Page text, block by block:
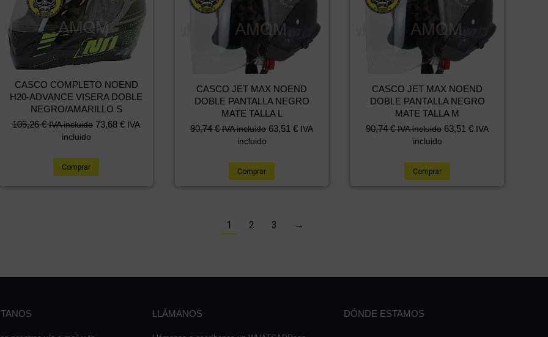
CASCO COMPLETO NOEND
H20-ADVANCE VISERA DOBLE
NEGRO/AMARILLO S
El
105,26€El
precio
es:
105,26 €.
IVA incluido 73,68 € IVA
incluido
Comprar
CASCO JET MAX NOEND
DOBLE PANTALLA NEGRO
MATE TALLA L
El
90,74€El
precio
es:
90,74 €.
IVA incluido 63,51 € IVA
incluido
Comprar
CASCO JET MAX NOEND
DOBLE PANTALLA NEGRO
MATE TALLA M
El
90,74€El
precio
es:
90,74 €.
IVA incluido 63,51 € IVA
incluido
Comprar
1 2 3 →
LLÁMANOS DÓNDE ESTAMOS